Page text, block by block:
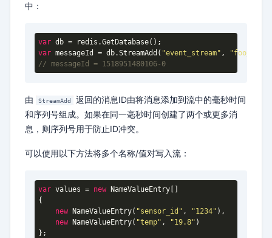
中：
var
var messageId = db.StreamAdd( "event_stream" ,
"foo_name"
// messageId = 1518951480106-0
由 StreamAdd
返回的消息ID由将消息添加到流中的毫秒时间
和序列号组成。如果在同一毫秒时间创建了两个或更多消
息，则序列号用于防止ID冲突。
可以使用以下方法将多个名称/值对写入流：
var values = new NameValueEntry[]
{
new NameValueEntry( "sensor_id" , "1234" ),
new NameValueEntry( "temp" , "19.8" )
};